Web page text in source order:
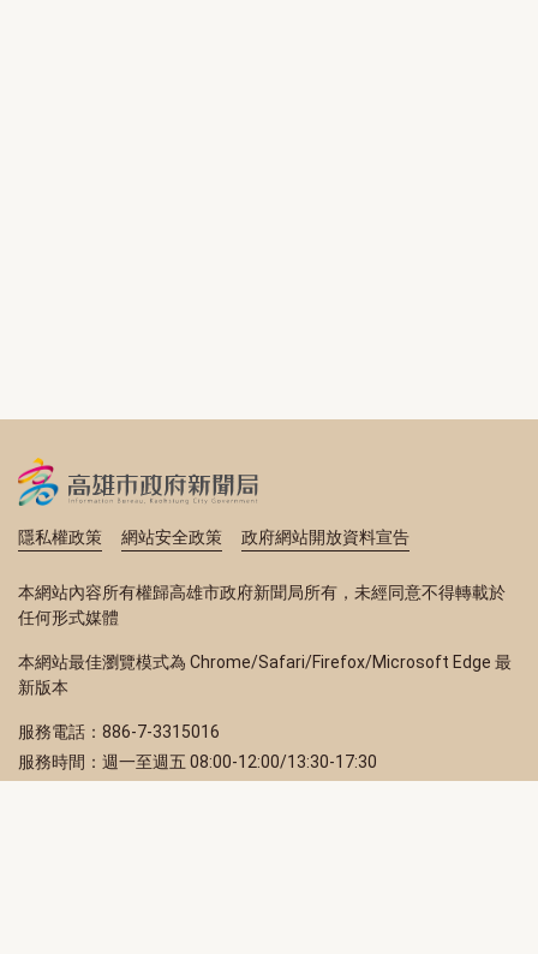
隱私權政策 網站安全政策 政府網站開放資料宣告
本網站內容所有權歸高雄市政府新聞局所有，未經同意不得轉載於
任何形式媒體
本網站最佳瀏覽模式為 Chrome/Safari/Firefox/Microsoft Edge 最
新版本
服務電話：886-7-3315016
服務時間：週一至週五 08:00-12:00/13:30-17:30